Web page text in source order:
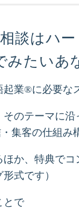
談はハー
みたいあ
業®︎に必要な
のテーマに沿
・集客の仕組
か、特典でコ
式です）
とで